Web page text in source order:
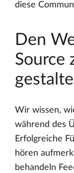
diese
Den
Source
Wir wissen,
während des
Erfolgreiche
hören
behandeln